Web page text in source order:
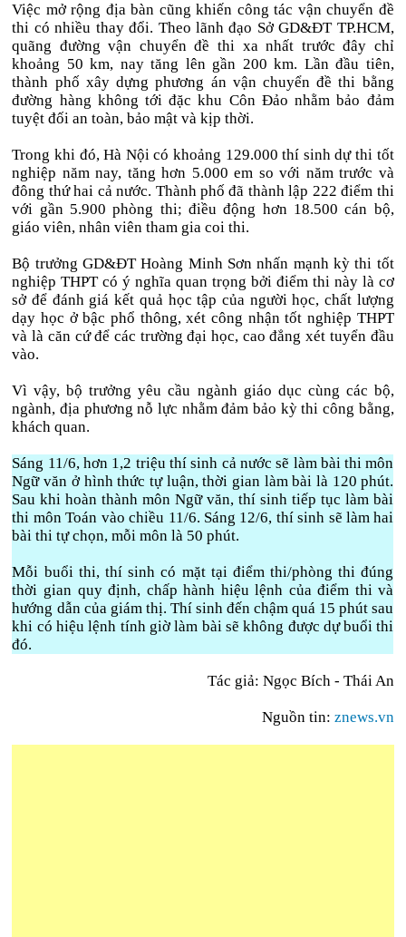
Việc mở rộng địa bàn cũng khiến công tác vận chuyển đề
thi có nhiều thay đổi. Theo lãnh đạo Sở GD&ĐT TP.HCM,
quãng đường vận chuyển đề thi xa nhất trước đây chỉ
khoảng 50 km, nay tăng lên gần 200 km. Lần đầu tiên,
thành phố xây dựng phương án vận chuyển đề thi bằng
đường hàng không tới đặc khu Côn Đảo nhằm bảo đảm
tuyệt đối an toàn, bảo mật và kịp thời.
Trong khi đó, Hà Nội có khoảng 129.000 thí sinh dự thi tốt
nghiệp năm nay, tăng hơn 5.000 em so với năm trước và
đông thứ hai cả nước. Thành phố đã thành lập 222 điểm thi
với gần 5.900 phòng thi; điều động hơn 18.500 cán bộ,
giáo viên, nhân viên tham gia coi thi.
Bộ trưởng GD&ĐT Hoàng Minh Sơn nhấn mạnh kỳ thi tốt
nghiệp THPT có ý nghĩa quan trọng bởi điểm thi này là cơ
sở để đánh giá kết quả học tập của người học, chất lượng
dạy học ở bậc phổ thông, xét công nhận tốt nghiệp THPT
và là căn cứ để các trường đại học, cao đẳng xét tuyển đầu
vào.
Vì vậy, bộ trưởng yêu cầu ngành giáo dục cùng các bộ,
ngành, địa phương nỗ lực nhằm đảm bảo kỳ thi công bằng,
khách quan.
Sáng 11/6, hơn 1,2 triệu thí sinh cả nước sẽ làm bài thi môn
Ngữ văn ở hình thức tự luận, thời gian làm bài là 120 phút.
Sau khi hoàn thành môn Ngữ văn, thí sinh tiếp tục làm bài
thi môn Toán vào chiều 11/6. Sáng 12/6, thí sinh sẽ làm hai
bài thi tự chọn, mỗi môn là 50 phút.
Mỗi buổi thi, thí sinh có mặt tại điểm thi/phòng thi đúng
thời gian quy định, chấp hành hiệu lệnh của điểm thi và
hướng dẫn của giám thị. Thí sinh đến chậm quá 15 phút sau
khi có hiệu lệnh tính giờ làm bài sẽ không được dự buổi thi
đó.
Tác giả: Ngọc Bích - Thái An
Nguồn tin: znews.vn